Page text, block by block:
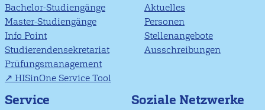
Bachelor-Studiengänge
Master-Studiengänge
Info Point
Studierendensekretariat
Prüfungsmanagement
HISinOne Service Tool
Aktuelles
Personen
Stellenangebote
Ausschreibungen
Service Soziale Netzwerke